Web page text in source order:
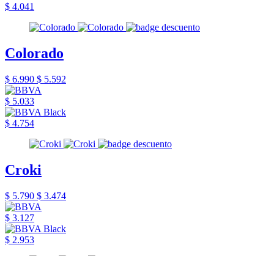
$ 4.041
Colorado
$ 6.990 $ 5.592
$ 5.033
$ 4.754
Croki
$ 5.790 $ 3.474
$ 3.127
$ 2.953